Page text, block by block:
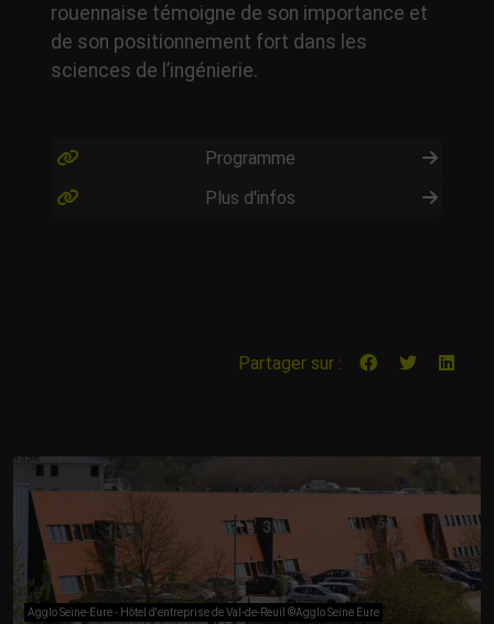
rouennaise témoigne de son importance et
de son positionnement fort dans les
sciences de l’ingénierie.
Programme
Plus d'infos
Partager sur :
Agglo Seine-Eure - Hôtel d'entreprise de Val-de-Reuil ©Agglo Seine Eure